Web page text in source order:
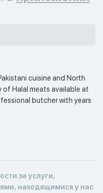
cuisine and North
of Halal meats available at
butcher with years
за услуги,
находящимися у нас